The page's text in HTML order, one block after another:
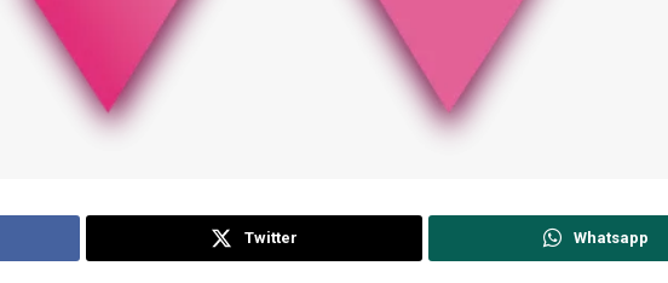
Twitter Whatsapp